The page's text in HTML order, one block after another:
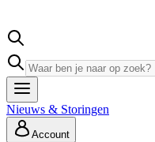
Nieuws & Storingen
Account